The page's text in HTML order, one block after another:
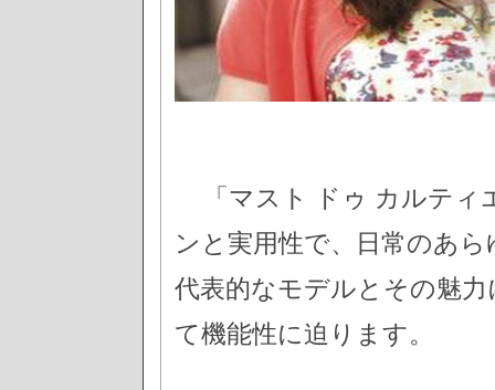
「マスト ドゥ カルテ
ンと実用性で、日常のあ
代表的なモデルとその魅
て機能性に迫ります。